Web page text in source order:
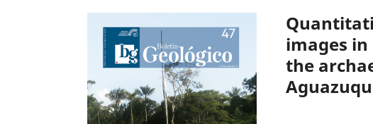
images
the